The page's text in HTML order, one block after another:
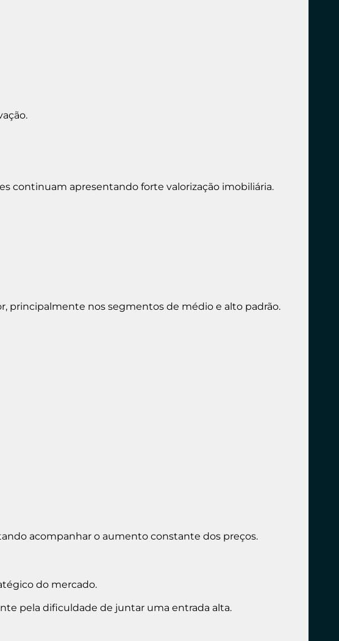
continuam apresentando forte valorização imobiliária.
principalmente nos segmentos de médio e alto padrão.
acompanhar o aumento constante dos preços.
do mercado.
pela dificuldade de juntar uma entrada alta.